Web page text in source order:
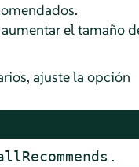
el tamaño
ajuste la opción
.